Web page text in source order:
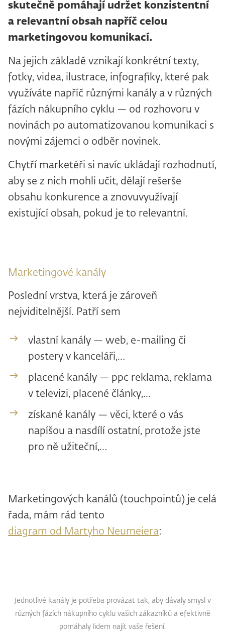
skutečně pomáhají udržet konzistentní
a relevantní obsah napříč celou
marketingovou komunikací.
Na jejich základě vznikají konkrétní texty,
fotky, videa, ilustrace, infografiky, které pak
využíváte napříč různými kanály a v různých
fázích nákupního cyklu — od rozhovoru v
novinách po automatizovanou komunikaci s
novými zájemci o odběr novinek.
Chytří marketéři si navíc ukládají rozhodnutí,
aby se z nich mohli učit, dělají rešerše
obsahu konkurence a znovuvyužívají
existující obsah, pokud je to relevantní.
Marketingové kanály
Poslední vrstva, která je zároveň
nejviditelnější. Patří sem
vlastní kanály — web, e-mailing či
postery v kanceláři,…
placené kanály — ppc reklama, reklama
v televizi, placené články,…
získané kanály — věci, které o vás
napíšou a nasdílí ostatní, protože jste
pro ně užiteční,…
Marketingových kanálů (touchpointů) je celá
řada, mám rád tento
diagram od Martyho Neumeiera:
Jednotlivé kanály je potřeba provázat tak, aby dávaly smysl v
různých fázích nákupního cyklu vašich zákazníků a efektivně
pomáhaly lidem najít vaše řešení.